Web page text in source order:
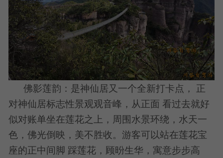
佛影莲韵：是神仙居又一个全新打卡点， 正
对神仙居标志性景观观音峰，从正面 看过去就好
似对账单坐在莲花之上，周围水景环绕，水天一
色，佛光倒映，美不胜收。游客可以站在莲花宝
座的正中间脚 踩莲花，顾昐生华，寓意步步高